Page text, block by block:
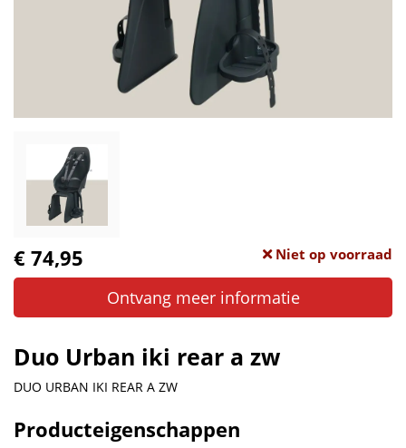
€ 74,95 Niet op voorraad
Ontvang meer informatie
Duo Urban iki rear a zw
DUO URBAN IKI REAR A ZW
Producteigenschappen